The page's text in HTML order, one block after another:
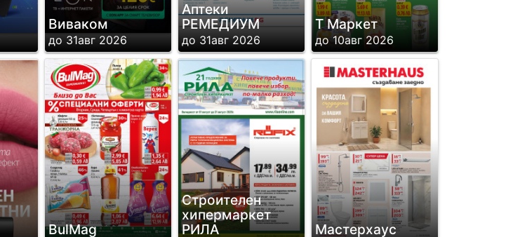
Виваком
до 31авг 2026
Аптеки
РЕМЕДИУМ
до 31авг 2026
Т Маркет
до 10авг 2026
BulMag
Строителен
хипермаркет
РИЛА
Мастерхаус